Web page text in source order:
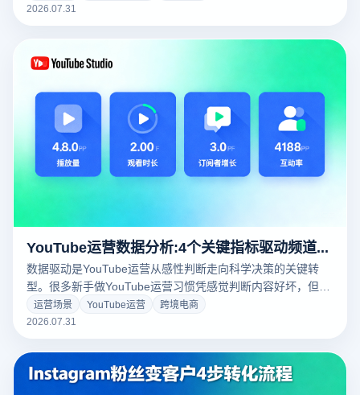
指纹浏览器等行业标杆工具，帮你快速构建高效的Instagram
2026.07.31
YouTube运营数据分析:4个关键指标驱动频道增长
数据驱动是YouTube运营从感性判断走向科学决策的关键转
型。很多新手做YouTube运营习惯凭感觉判断内容好坏，但主
观判断往往与用户真实反应存在巨大偏差。YouTube Studio蕴
含大量用户行为洞察。本文详解四个最关键的数据指标及其驱
运营场景 YouTube运营
跨境电商
2026.07.31